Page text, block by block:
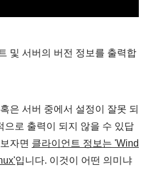
및 서버의 버전 정보를 출력합
은 서버 중에서 설정이 잘못 되
으로 출력이 되지 않을 수 있답
자면 클라이언트 정보는 'Wind
입니다. 이것이 어떤 의미냐